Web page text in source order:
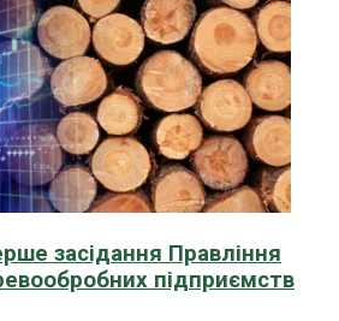
засідання Правління
підприємств